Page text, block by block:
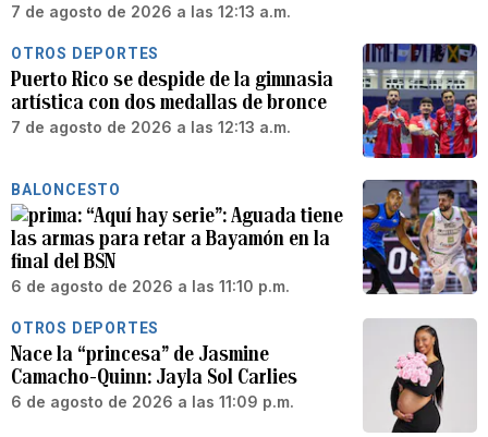
7 de agosto de 2026 a las 12:13 a.m.
OTROS DEPORTES
Puerto Rico se despide de la gimnasia
artística con dos medallas de bronce
7 de agosto de 2026 a las 12:13 a.m.
BALONCESTO
“Aquí hay serie”: Aguada tiene
las armas para retar a Bayamón en la
final del BSN
6 de agosto de 2026 a las 11:10 p.m.
OTROS DEPORTES
Nace la “princesa” de Jasmine
Camacho-Quinn: Jayla Sol Carlies
6 de agosto de 2026 a las 11:09 p.m.